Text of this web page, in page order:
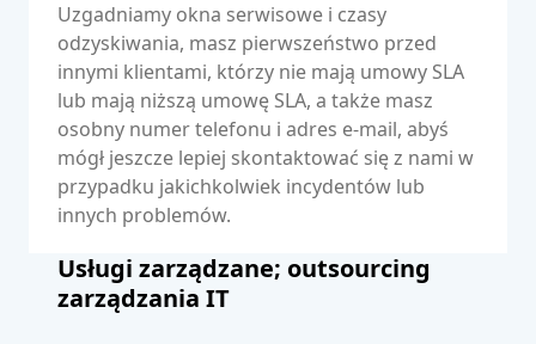
Uzgadniamy okna serwisowe i czasy
odzyskiwania, masz pierwszeństwo przed
innymi klientami, którzy nie mają umowy SLA
lub mają niższą umowę SLA, a także masz
osobny numer telefonu i adres e-mail, abyś
mógł jeszcze lepiej skontaktować się z nami w
przypadku jakichkolwiek incydentów lub
innych problemów.
Usługi zarządzane; outsourcing
zarządzania IT